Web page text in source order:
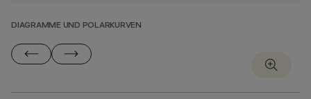
DIAGRAMME UND POLARKURVEN